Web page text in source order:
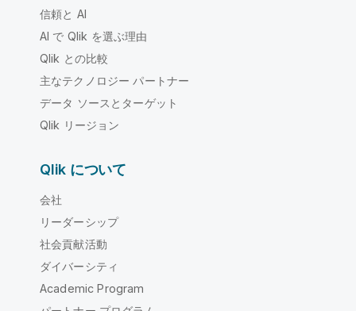
信頼と AI
AI で Qlik を選ぶ理由
Qlik との比較
主なテクノロジー パートナー
データ ソースとターゲット
Qlik リージョン
Qlik について
会社
リーダーシップ
社会貢献活動
ダイバーシティ
Academic Program